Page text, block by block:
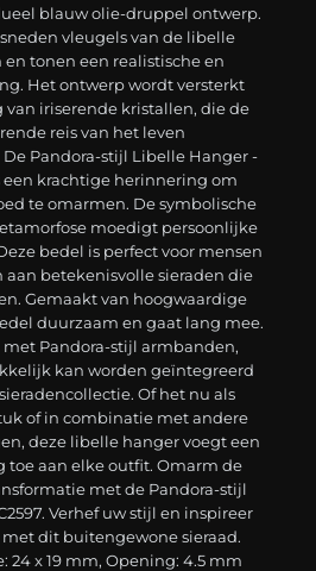
blauw olie-druppel ontwerp.
vleugels van de libelle
tonen een realistische en
Het ontwerp wordt versterkt
van iriserende kristallen, die de
reis van het leven
Pandora-stijl Libelle Hanger -
een krachtige herinnering om
te omarmen. De symbolische
moedigt persoonlijke
bedel is perfect voor mensen
betekenisvolle sieraden die
Gemaakt van hoogwaardige
duurzaam en gaat lang mee.
Pandora-stijl armbanden,
kan worden geïntegreerd
Of het nu als
of in combinatie met andere
deze libelle hanger voegt een
toe aan elke outfit. Omarm de
met de Pandora-stijl
Verhef uw stijl en inspireer
dit buitengewone sieraad.
24 x 19 mm, Opening: 4.5 mm